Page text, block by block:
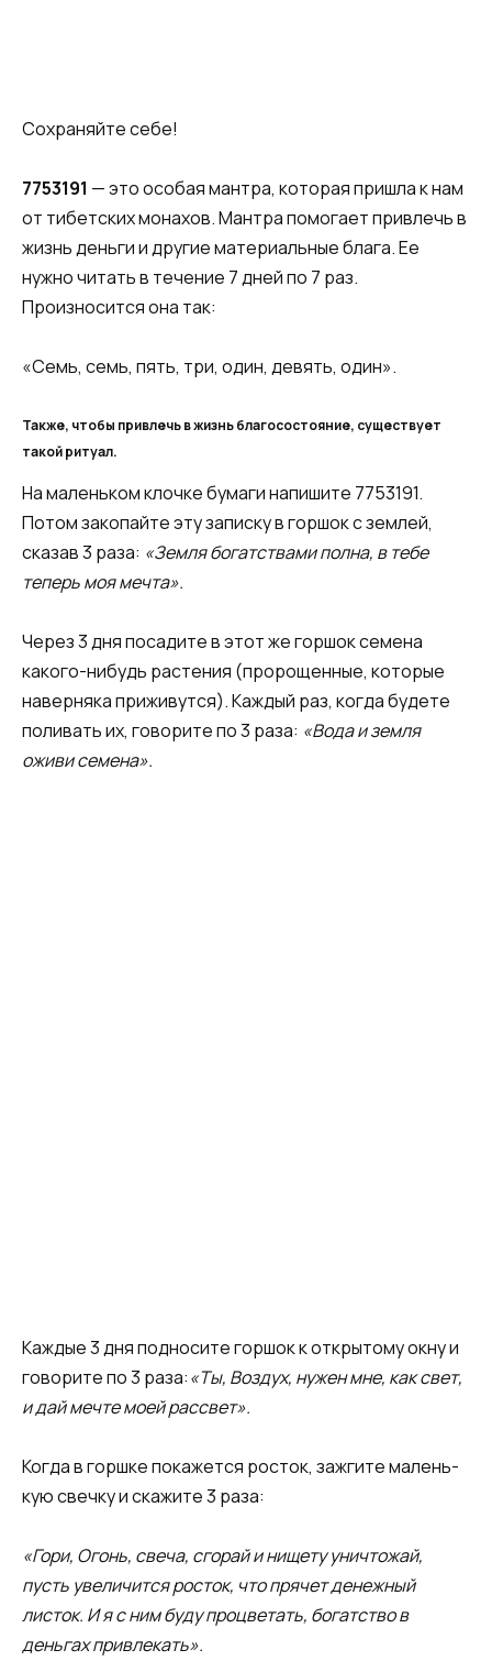
Сохраняйте себе!
7753191 — это особая мантра, которая пришла к нам
от тибетских монахов. Мантра помогает привлечь в
жизнь деньги и другие мате­риальные блага. Ее
нужно читать в течение 7 дней по 7 раз.
Произносится она так:
«Семь, семь, пять, три, один, девять, один».
Также, чтобы привлечь в жизнь благосостояние, существует
такой ритуал.
На маленьком клочке бумаги напишите 7753191.
Потом закопайте эту записку в гор­шок с землей,
сказав 3 раза: «Земля богатствами полна, в тебе
теперь моя мечта».
Через 3 дня посадите в этот же горшок семена
како­го-нибудь растения (пророщенные, которые
наверняка приживутся). Каждый раз, когда будете
поливать их, говорите по 3 раза: «Вода и земля
оживи семена».
Каждые 3 дня подносите горшок к открытому окну и
говорите по 3 раза:«Ты, Воздух, нужен мне, как свет,
и дай мечте моей рассвет».
Когда в горшке покажет­ся росток, зажгите малень­
кую свечку и скажите 3 раза:
«Гори, Огонь, свеча, сго­рай и нищету уничтожай,
пусть увеличится росток, что прячет денежный
листок. И я с ним буду процветать, богатство в
деньгах привле­кать».